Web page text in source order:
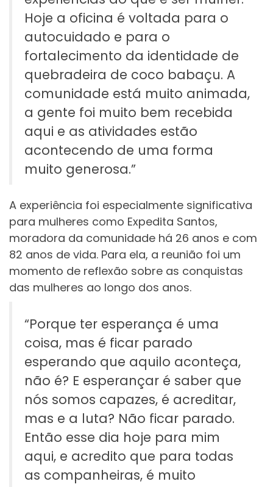
Hoje a oficina é voltada para o
autocuidado e para o
fortalecimento da identidade de
quebradeira de coco babaçu. A
comunidade está muito animada,
a gente foi muito bem recebida
aqui e as atividades estão
acontecendo de uma forma
muito generosa.”
A experiência foi especialmente significativa
para mulheres como Expedita Santos,
moradora da comunidade há 26 anos e com
82 anos de vida. Para ela, a reunião foi um
momento de reflexão sobre as conquistas
das mulheres ao longo dos anos.
“Porque ter esperança é uma
coisa, mas é ficar parado
esperando que aquilo aconteça,
não é? E esperançar é saber que
nós somos capazes, é acreditar,
mas e a luta? Não ficar parado.
Então esse dia hoje para mim
aqui, e acredito que para todas
as companheiras, é muito